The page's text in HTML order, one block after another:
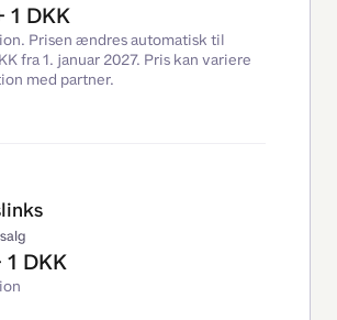
1 DKK
Prisen ændres automatisk til
fra 1. januar 2027. Pris kan variere
med partner.
DKK